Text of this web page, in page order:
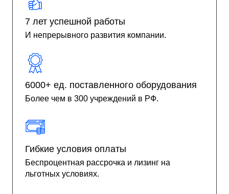
7 лет успешной работы
И непрерывного развития компании.
6000+ ед. поставленного оборудования
Более чем в 300 учреждений в РФ.
Гибкие условия оплаты
Беспроцентная рассрочка и лизинг на
льготных условиях.